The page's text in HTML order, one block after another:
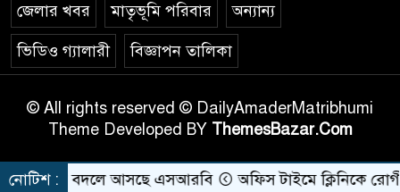
জেলার খবর মাতৃভূমি পরিবার অন্যান্য
ভিডিও গ্যালারী বিজ্ঞাপন তালিকা
© All rights reserved © DailyAmaderMatribhumi
Theme Developed BY ThemesBazar.Com
নোটিশ :
নাম বদলে আসছে এসআরবি অফিস টাইমে ক্লিনিকে রোগী